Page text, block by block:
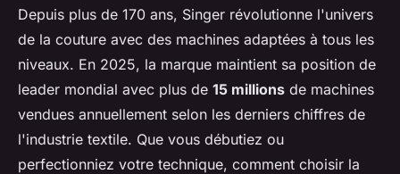
Machines à coudre Singer :
une sélection pour tous les
niveaux !
Zélie•18 décembre 2025•8 min de lecture
Depuis plus de 170 ans, Singer révolutionne l'univers
de la couture avec des machines adaptées à tous les
niveaux. En 2025, la marque maintient sa position de
leader mondial avec plus de 15 millions de machines
vendues annuellement selon les derniers chiffres de
l'industrie textile. Que vous débutiez ou
perfectionniez votre technique, comment choisir la